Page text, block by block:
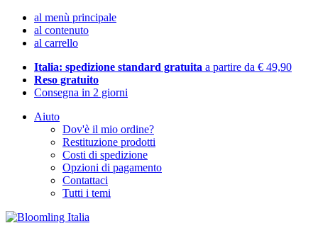
al menù principale
al contenuto
al carrello
Italia: spedizione standard gratuita a partire da € 49,90
Reso gratuito
Consegna in 2 giorni
Aiuto
Dov'è il mio ordine?
Restituzione prodotti
Costi di spedizione
Opzioni di pagamento
Contattaci
Tutti i temi